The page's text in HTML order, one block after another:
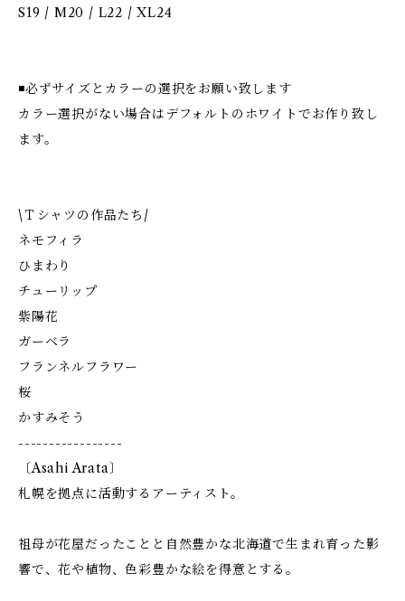
S19 / M20 / L22 / XL24
◾️必ずサイズとカラーの選択をお願い致します
カラー選択がない場合はデフォルトのホワイトでお作り致し
ます。
\Ｔシャツの作品たち/
ネモフィラ
ひまわり
チューリップ
紫陽花
ガーベラ
フランネルフラワー
桜
かすみそう
-----------------
〔Asahi Arata〕
札幌を拠点に活動するアーティスト。
祖母が花屋だったことと自然豊かな北海道で生まれ育った影
響で、花や植物、色彩豊かな絵を得意とする。